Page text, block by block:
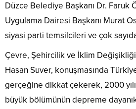
Düzce Belediye Başkanı Dr. Faruk
Uygulama Dairesi Başkanı Murat
siyasi parti temsilcileri ve çok
Çevre, Şehircilik ve İklim Değişikliği
Hasan Suver, konuşmasında
gerçeğine dikkat çekerek, 2000
büyük bölümünün depreme